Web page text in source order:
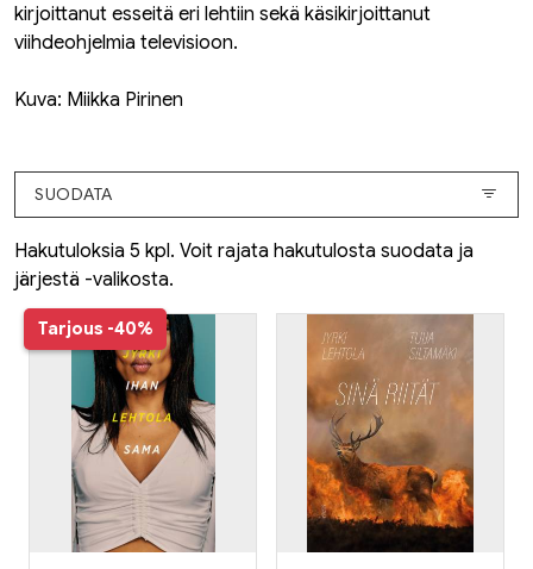
kirjoittanut esseitä eri lehtiin sekä käsikirjoittanut
viihdeohjelmia televisioon.
Kuva: Miikka Pirinen
SUODATA
Hakutuloksia 5 kpl. Voit rajata hakutulosta suodata ja
järjestä -valikosta.
Tarjous -40%